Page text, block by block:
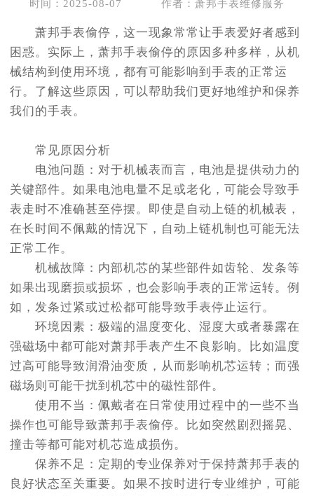
节假日正常营业！
时间：2025-08-07 作者：萧邦手表维修服务
萧邦手表偷停，这一现象常常让手表爱好者感到
困惑。实际上，萧邦手表偷停的原因多种多样，从机
械结构到使用环境，都有可能影响到手表的正常运
行。了解这些原因，可以帮助我们更好地维护和保养
我们的手表。
常见原因分析
电池问题：对于机械表而言，电池是提供动力的
关键部件。如果电池电量不足或老化，可能会导致手
表走时不准确甚至停摆。即使是自动上链的机械表，
在长时间不佩戴的情况下，自动上链机制也可能无法
正常工作。
机械故障：内部机芯的某些部件如齿轮、发条等
如果出现磨损或损坏，也会影响手表的正常运转。例
如，发条过紧或过松都可能导致手表停止运行。
环境因素：极端的温度变化、湿度大或者暴露在
强磁场中都可能对萧邦手表产生不良影响。比如温度
过高可能导致润滑油变质，从而影响机芯运转；而强
磁场则可能干扰到机芯中的磁性部件。
使用不当：佩戴者在日常使用过程中的一些不当
操作也可能导致萧邦手表偷停。比如突然剧烈摇晃、
撞击等都可能对机芯造成损伤。
保养不足：定期的专业保养对于保持萧邦手表的
良好状态至关重要。如果不按时进行专业维护，可能